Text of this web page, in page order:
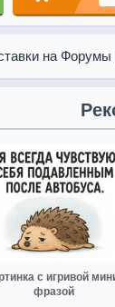
на Форумы
с игривой
фразой